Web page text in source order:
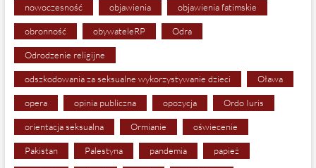
nowoczesność objawienia objawienia fatimskie
obronność obywateleRP Odra
Odrodzenie religijne
odszkodowania za seksualne wykorzystywanie dzieci Oława
opera opinia publiczna opozycja Ordo Iuris
orientacja seksualna Ormianie oświecenie
Pakistan Palestyna pandemia papież